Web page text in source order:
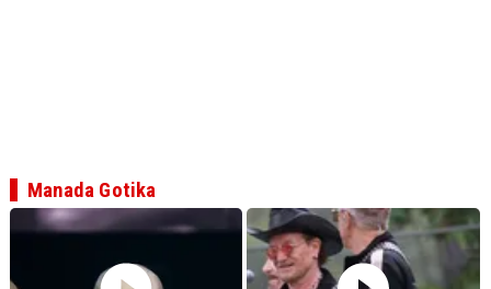
Manada Gotika